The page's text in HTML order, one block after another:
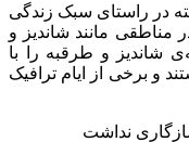
در راستای سبک زندگی
مانند شاندیز و
شاندیز و طرقبه را با
و برخی از ایام ترافیک
نداشت